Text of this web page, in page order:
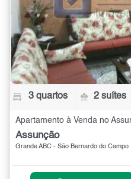
3 quartos 2 suítes
Apartamento à Venda no
Assunção
Grande ABC - São Bernardo do Campo